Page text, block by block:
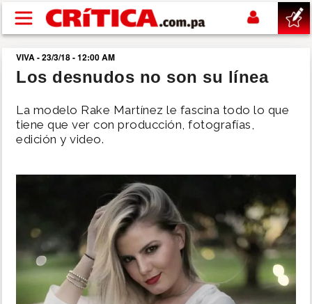
Pasar al contenido principal
buscar
NACIONAL
DEPORTES
MUNDO
VIVA - 23/3/18 - 12:00 AM
Los desnudos no son su línea
La modelo Rake Martínez le fascina todo lo que
tiene que ver con producción, fotografías,
edición y video.